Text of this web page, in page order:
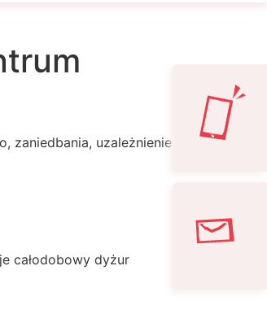
uzależnieniem
całodobowy dyżur